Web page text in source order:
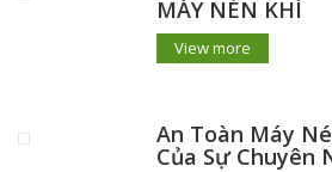
MÁY NÉN KHÍ
View more
An Toàn Máy
Của Sự Chuyên